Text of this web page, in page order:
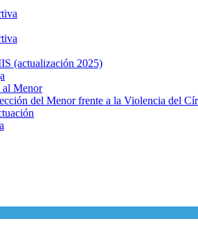
(actualización 2025)
al Menor
del Menor frente a la Violencia del